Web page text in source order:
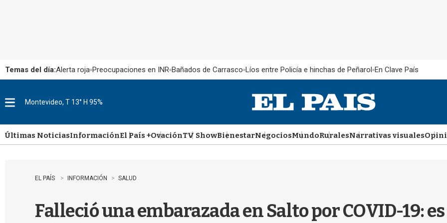
Temas del día:Alerta roja Preocupaciones en INR Bañados de Carrasco Líos entre Policía e hinchas de Peñarol En Clave País
u
Montevideo, T 13° H 95%
Últimas NoticiasInformaciónEl País +OvaciónTV ShowBienestarNegociosMundoRuralesNarrativas visuales
EL PAÍS INFORMACIÓN SALUD
Falleció una embarazada en Salto por COVID-19: